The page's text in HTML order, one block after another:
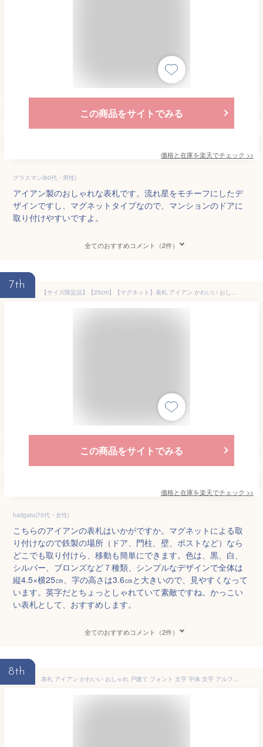
この商品をサイトでみる
価格と在庫を楽天でチェック >>
グラスマン(60代・男性)
アイアン製のおしゃれな表札です。流れ星をモチーフにしたデ
ザインですし、マグネットタイプなので、マンションのドアに
取り付けやすいですよ。
全てのおすすめコメント（2件）
7th
【サイズ限定品】【25cm】【マグネット】表札 アイアン かわいい おしゃれ 戸建 フォント 文字 字体 アルファベット 送料無料 鉄製 シンプル マグネットタイプ サイズとフォント限定のサインプレート 新築 お店ロゴ お祝い ギフト に最適！
この商品をサイトでみる
価格と在庫を楽天でチェック >>
hatigatu(70代・女性)
こちらのアイアンの表札はいかがですか。マグネットによる取
り付けなので鉄製の場所（ドア、門柱、壁、ポストなど）なら
どこでも取り付けら、移動も簡単にできます。色は、黒、白、
シルバー、ブロンズなど７種類、シンプルなデザインで全体は
縦4.5×横25㎝、字の高さは3.6㎝と大きいので、見やすくなって
います。英字だとちょっとしゃれていて素敵ですね。かっこい
い表札として、おすすめします。
全てのおすすめコメント（2件）
8th
表札 アイアン かわいい おしゃれ 戸建て フォント 文字 字体 文字 アルファベット 漢字 送料無料 鉄製 シンプル マグネットタイプ アーチのサインプレート 戸建 新築 お店ロゴ お祝い ギフト に最適！